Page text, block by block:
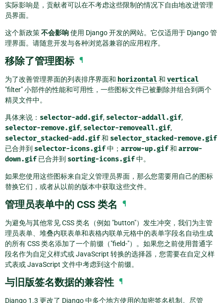
实际影响是，贡献者可以在不考虑这些限制的情况下自由地改进管理
员界面。
这个新政策不会影响使用 Django 开发的网站。它仅适用于 Django 管
理界面。请随意开发与各种浏览器兼容的应用程序。
移除了管理图标 ¶
为了改善管理界面的列表排序界面和 horizontal和 vertical
"filter" 小部件的性能和可用性，一些图标文件已被删除并组合到两个
精灵文件中。
具体来说： selector-add.gif, selector-addall.gif,
selector-remove.gif, selector-removeall.gif,
selector_stacked-add.gif和 selector_stacked-remove.gif
已合并到 selector-icons.gif中； arrow-up.gif和 arrow-
down.gif 已合并到 sorting-icons.gif中。
如果您使用这些图标来自定义管理员界面，那么您需要用自己的图标
替换它们，或者从以前的版本中获取这些文件。
管理员表单中的 CSS 类名 ¶
为避免与其他常见 CSS 类名（例如 "button"）发生冲突，我们为主管
理员表单、堆叠内联表单和表格内联单元格中的表单字段名自动生成
的所有 CSS 类名添加了一个前缀（"field-"）。如果您之前使用普通字
段名作为自定义样式或 JavaScript 转换的选择器，您需要在自定义样
式表或 JavaScript 文件中考虑到这个前缀。
与旧版签名数据的兼容性 ¶
Django 1.3 更改了 Django 中多个地方使用的加密签名机制。尽管